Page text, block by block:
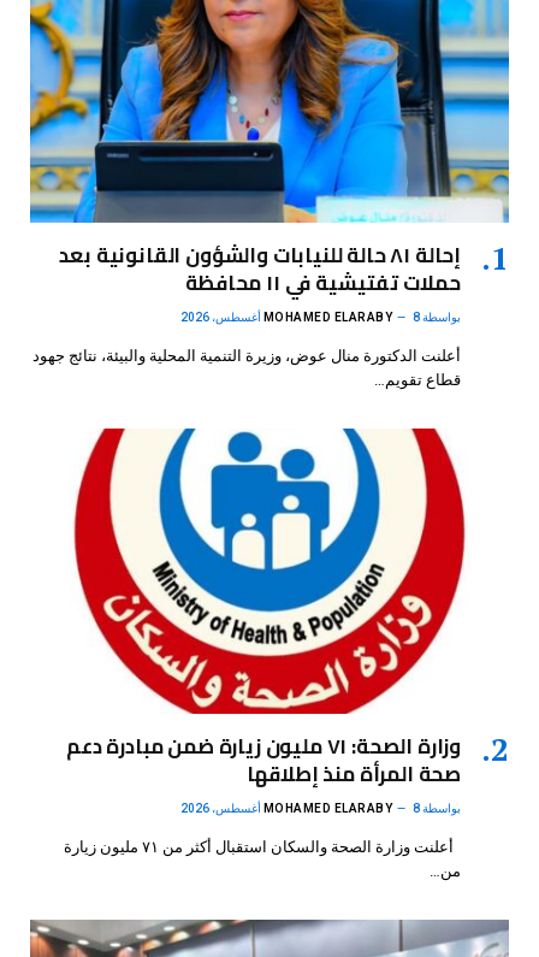
إحالة ٨١ حالة للنيابات والشؤون القانونية بعد
حملات تفتيشية في ١١ محافظة
بواسطة MOHAMED ELARABY 8 أغسطس، 2026
أعلنت الدكتورة منال عوض، وزيرة التنمية المحلية والبيئة، نتائج جهود
قطاع تقويم…
وزارة الصحة: ٧١ مليون زيارة ضمن مبادرة دعم
صحة المرأة منذ إطلاقها
بواسطة MOHAMED ELARABY 8 أغسطس، 2026
أعلنت وزارة الصحة والسكان استقبال أكثر من ٧١ مليون زيارة
من…